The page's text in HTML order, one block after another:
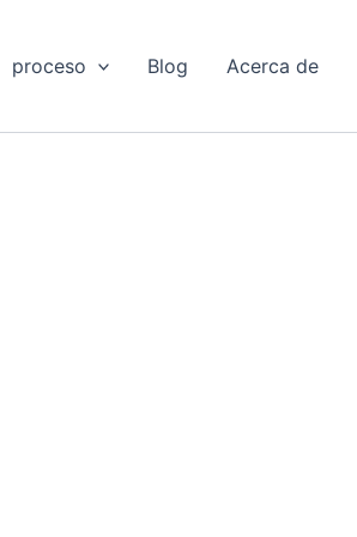
proceso Blog Acerca de